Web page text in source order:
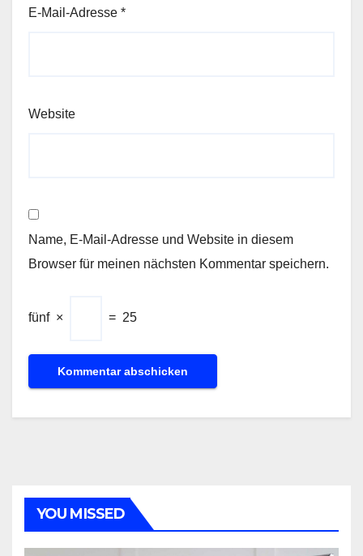
E-Mail-Adresse *
Website
Name, E-Mail-Adresse und Website in diesem
Browser für meinen nächsten Kommentar speichern.
fünf × = 25
YOU MISSED